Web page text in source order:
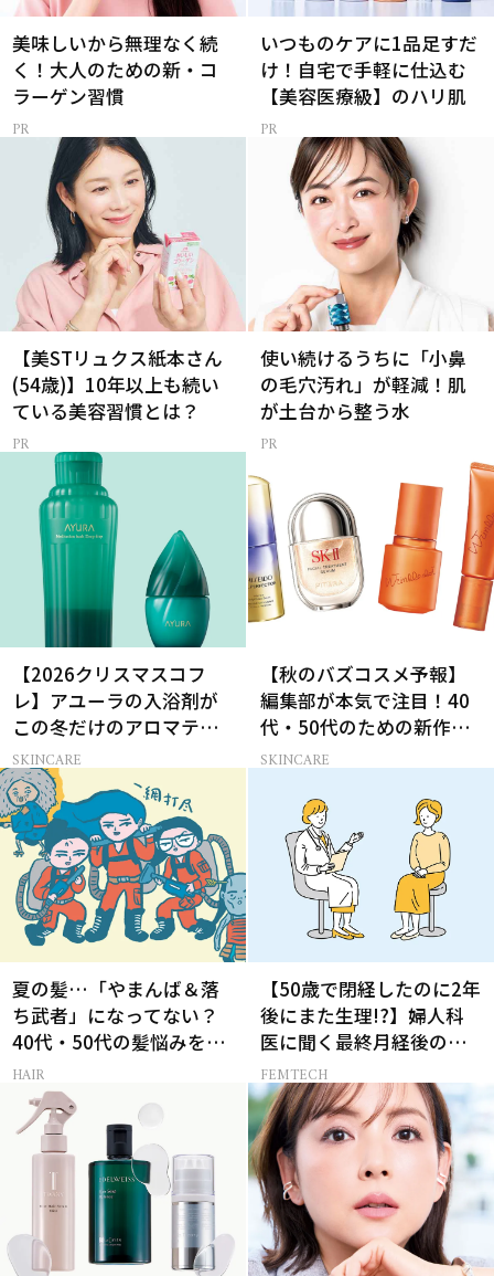
美味しいから無理なく続
く！大人のための新・コ
ラーゲン習慣
いつものケアに1品足すだ
け！自宅で手軽に仕込む
【美容医療級】のハリ肌
【美STリュクス紙本さん
(54歳)】10年以上も続い
ている美容習慣とは？
使い続けるうちに「小鼻
の毛穴汚れ」が軽減！肌
が土台から整う水
【2026クリスマスコフ
レ】アユーラの入浴剤が
この冬だけのアロマティ
ックハーブの香りに
SKINCARE
【秋のバズコスメ予報】
編集部が本気で注目！40
代・50代のための新作ス
キンケア4選
SKINCARE
夏の髪…「やまんば＆落
ち武者」になってない？
40代・50代の髪悩みをレ
スキューする裏ワザ
HAIR
【50歳で閉経したのに2年
後にまた生理!?】婦人科
医に聞く最終月経後の出
血の対処法
FEMTECH